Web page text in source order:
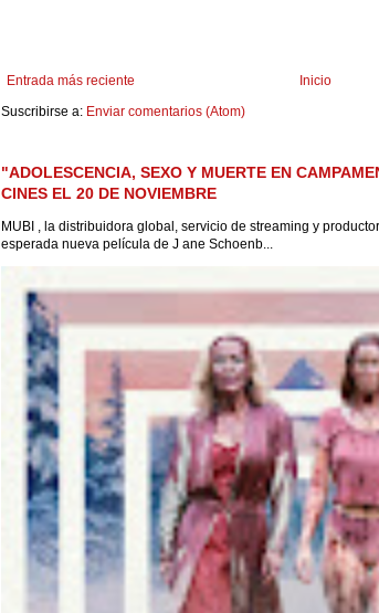
Entrada más reciente
Inicio
Suscribirse a: Enviar comentarios (Atom)
"ADOLESCENCIA, SEXO Y MUERTE EN
CINES EL 20 DE NOVIEMBRE
MUBI , la distribuidora global, servicio de streaming y
esperada nueva película de J ane Schoenb...